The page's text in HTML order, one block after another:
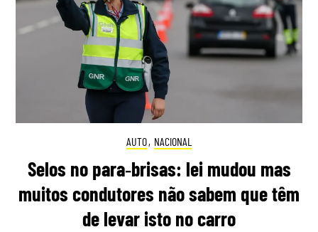
AUTO, NACIONAL
Selos no para‑brisas: lei mudou mas
muitos condutores não sabem que têm
de levar isto no carro